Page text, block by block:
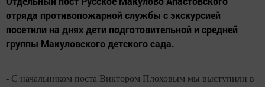
отряда противопожарной службы с экскурсией
посетили на днях дети подготовительной и средней
группы Макуловского детского сада.
- C начальником поста Виктором Плоховым мы выступили в